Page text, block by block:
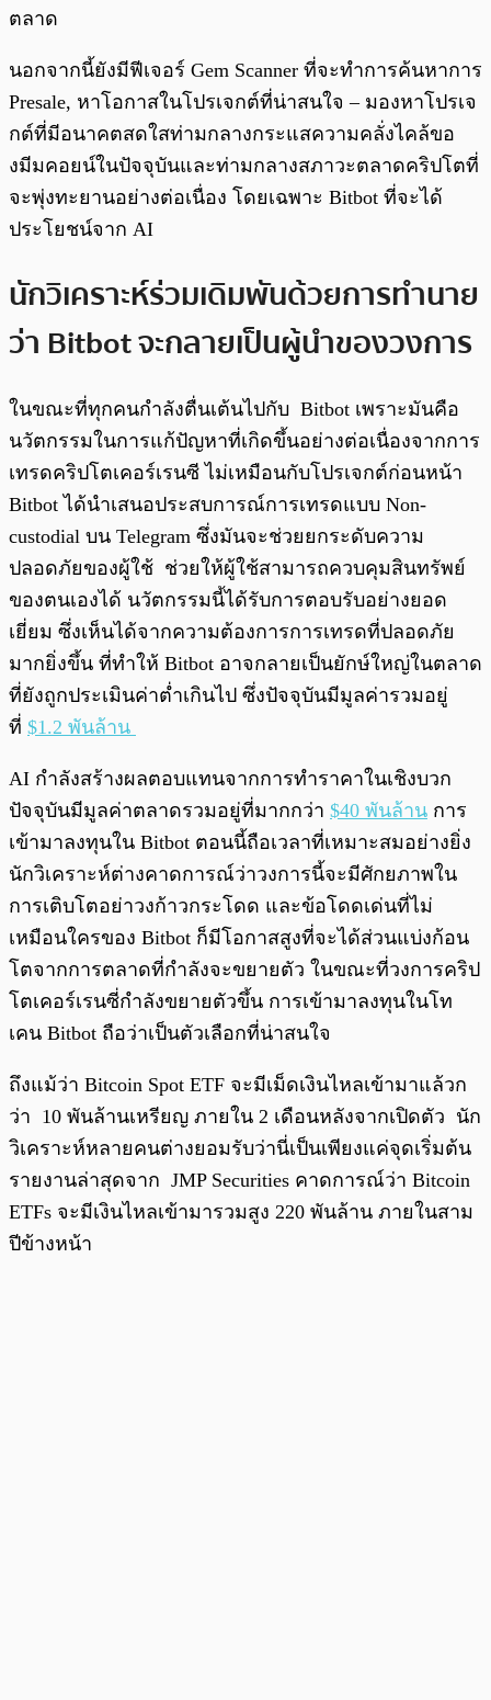
ตลาด
นอกจากนี้ยังมีฟีเจอร์ Gem Scanner ที่จะทำการค้นหาการ
Presale, หาโอกาสในโปรเจกต์ที่น่าสนใจ – มองหาโปรเจ
กต์ที่มีอนาคตสดใสท่ามกลางกระแสความคลั่งไคล้ขอ
งมีมคอยน์ในปัจจุบันและท่ามกลางสภาวะตลาดคริปโตที่
จะพุ่งทะยานอย่างต่อเนื่อง โดยเฉพาะ Bitbot ที่จะได้
ประโยชน์จาก AI
นักวิเคราะห์ร่วมเดิมพันด้วยการทำนาย
ว่า Bitbot จะกลายเป็นผู้นำของวงการ
ในขณะที่ทุกคนกำลังตื่นเต้นไปกับ Bitbot เพราะมันคือ
นวัตกรรมในการแก้ปัญหาที่เกิดขึ้นอย่างต่อเนื่องจากการ
เทรดคริปโตเคอร์เรนซี ไม่เหมือนกับโปรเจกต์ก่อนหน้า
Bitbot ได้นำเสนอประสบการณ์การเทรดแบบ Non-
custodial บน Telegram ซึ่งมันจะช่วยยกระดับความ
ปลอดภัยของผู้ใช้ ช่วยให้ผู้ใช้สามารถควบคุมสินทรัพย์
ของตนเองได้ นวัตกรรมนี้ได้รับการตอบรับอย่างยอด
เยี่ยม ซึ่งเห็นได้จากความต้องการการเทรดที่ปลอดภัย
มากยิ่งขึ้น ที่ทำให้ Bitbot อาจกลายเป็นยักษ์ใหญ่ในตลาด
ที่ยังถูกประเมินค่าต่ำเกินไป ซึ่งปัจจุบันมีมูลค่ารวมอยู่
ที่ $1.2 พันล้าน
AI กำลังสร้างผลตอบแทนจากการทำราคาในเชิงบวก
ปัจจุบันมีมูลค่าตลาดรวมอยู่ที่มากกว่า $40 พันล้าน การ
เข้ามาลงทุนใน Bitbot ตอนนี้ถือเวลาที่เหมาะสมอย่างยิ่ง
นักวิเคราะห์ต่างคาดการณ์ว่าวงการนี้จะมีศักยภาพใน
การเติบโตอย่าวงก้าวกระโดด และข้อโดดเด่นที่ไม่
เหมือนใครของ Bitbot ก็มีโอกาสสูงที่จะได้ส่วนแบ่งก้อน
โตจากการตลาดที่กำลังจะขยายตัว ในขณะที่วงการคริป
โตเคอร์เรนซี่กำลังขยายตัวขึ้น การเข้ามาลงทุนในโท
เคน Bitbot ถือว่าเป็นตัวเลือกที่น่าสนใจ
ถึงแม้ว่า Bitcoin Spot ETF จะมีเม็ดเงินไหลเข้ามาแล้วก
ว่า 10 พันล้านเหรียญ ภายใน 2 เดือนหลังจากเปิดตัว นัก
วิเคราะห์หลายคนต่างยอมรับว่านี่เป็นเพียงแค่จุดเริ่มต้น
รายงานล่าสุดจาก JMP Securities คาดการณ์ว่า Bitcoin
ETFs จะมีเงินไหลเข้ามารวมสูง 220 พันล้าน ภายในสาม
ปีข้างหน้า